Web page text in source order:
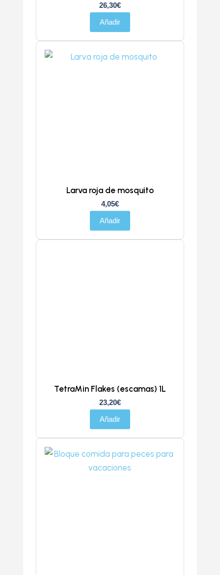
26,30€
Añadir
Larva roja de mosquito
4,05€
Añadir
TetraMin Flakes (escamas) 1L
23,20€
Añadir